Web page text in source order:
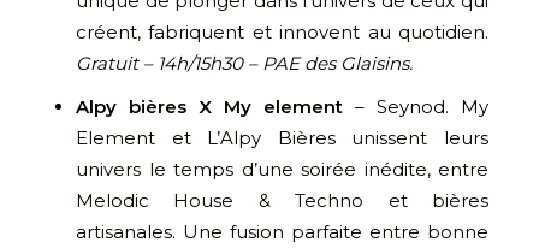
créent, fabriquent et innovent au quotidien.
Gratuit – 14h/15h30 – PAE des Glaisins.
Alpy bières X My element – Seynod. My
Element et L’Alpy Bières unissent leurs
univers le temps d’une soirée inédite, entre
Melodic House & Techno et bières
artisanales. Une fusion parfaite entre bonne